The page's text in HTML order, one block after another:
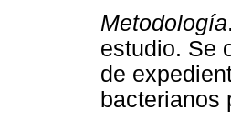
Metodología
estudio. Se
de
bacterianos